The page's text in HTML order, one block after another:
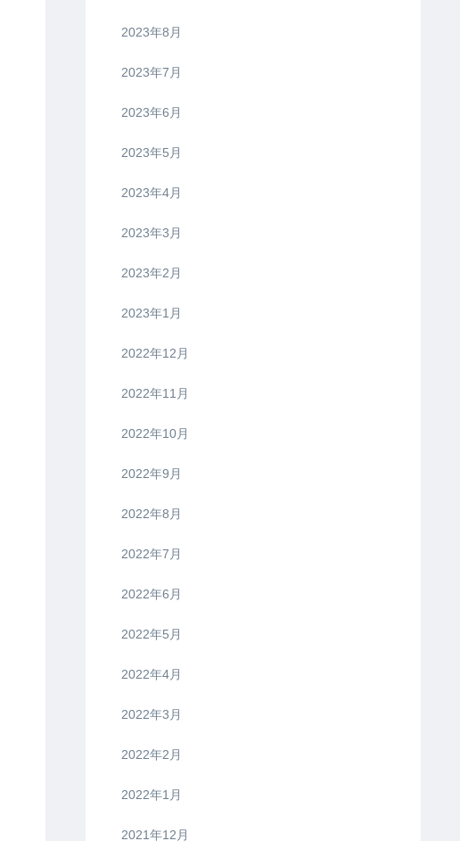
2023年8月
2023年7月
2023年6月
2023年5月
2023年4月
2023年3月
2023年2月
2023年1月
2022年12月
2022年11月
2022年10月
2022年9月
2022年8月
2022年7月
2022年6月
2022年5月
2022年4月
2022年3月
2022年2月
2022年1月
2021年12月